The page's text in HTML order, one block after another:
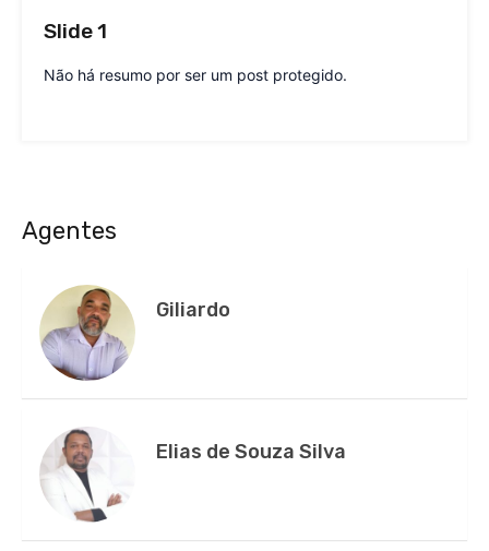
Slide 1
Não há resumo por ser um post protegido.
Agentes
Giliardo
Elias de Souza Silva